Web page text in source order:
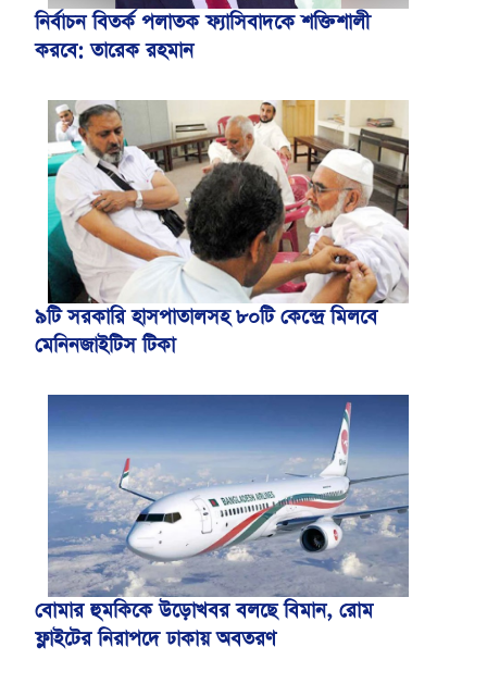
নির্বাচন বিতর্ক পলাতক ফ্যাসিবাদকে শক্তিশালী
করবে: তারেক রহমান
৯টি সরকারি হাসপাতালসহ ৮০টি কেন্দ্রে মিলবে
মেনিনজাইটিস টিকা
বোমার হুমকিকে উড়োখবর বলছে বিমান, রোম
ফ্লাইটের নিরাপদে ঢাকায় অবতরণ